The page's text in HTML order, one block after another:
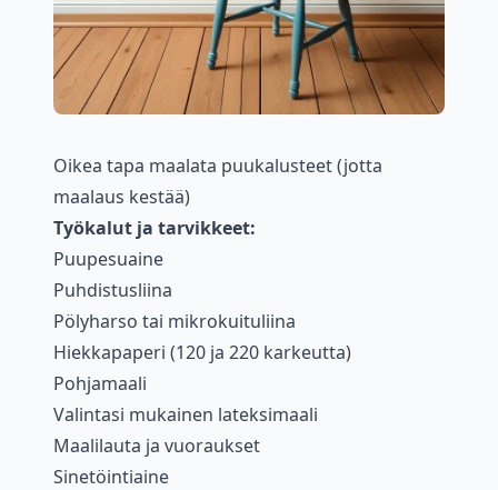
Oikea tapa maalata puukalusteet (jotta
maalaus kestää)
Työkalut ja tarvikkeet:
Puupesuaine
Puhdistusliina
Pölyharso tai mikrokuituliina
Hiekkapaperi (120 ja 220 karkeutta)
Pohjamaali
Valintasi mukainen lateksimaali
Maalilauta ja vuoraukset
Sinetöintiaine